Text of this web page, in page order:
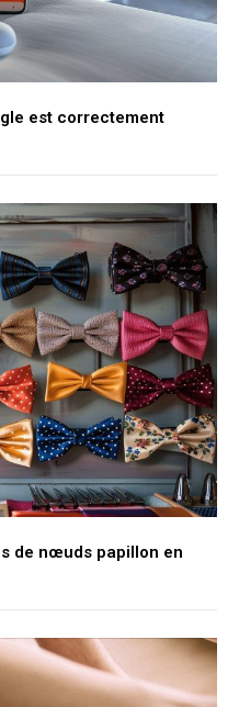
est correctement
de nœuds papillon en